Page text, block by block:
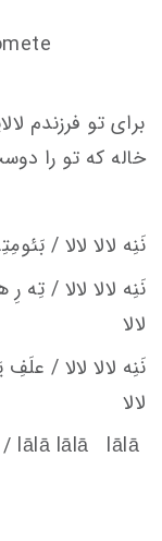
برای تو فرزندم
خاله که تو را
نَنِه لالا لالا /
نَنِه لالا لالا / تِه
لالا
نَنِه لالا لالا /
لالا
/ lālā lālā lālā